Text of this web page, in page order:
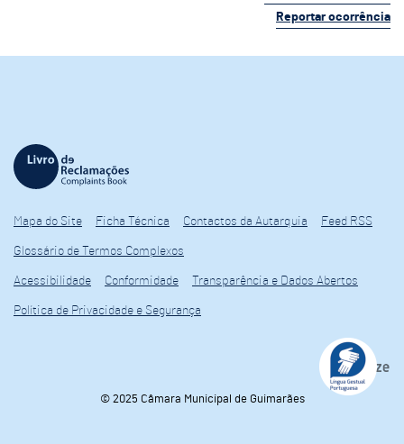
Reportar ocorrência
Mapa do Site Ficha Técnica Contactos da Autarquia Feed RSS
Glossário de Termos Complexos
Acessibilidade Conformidade Transparência e Dados Abertos
Política de Privacidade e Segurança
© 2025 Câmara Municipal de Guimarães